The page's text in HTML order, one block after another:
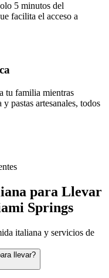
5 minutos del
facilita el acceso a
tu familia mientras
pastas artesanales, todos
para Llevar
Springs
italiana y servicios de
llevar?